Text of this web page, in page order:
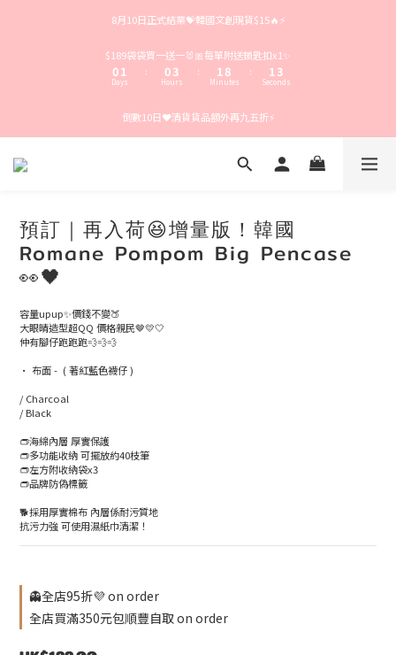
8月10日正式結業💝韓國文創現貨$15🔥⚡️
$189袋袋買一送一🐰🎀每單附送鎖匙扣x1✨
3
1
0
4
2
1
0
Days
:
3
1
0
6
4
3
2
0
Hours
:
4
2
1
0
9
8
7
5
4
Minutes
:
4
2
1
0
6
4
3
2
Seconds
倒數10日❤️清貨貨品額外再九五折⚡️
預訂｜再入荷😆增量版！韓國
Romane Pompom Big Pencase
👀🖤
容量upup✨價錢不變🍑
大眼晴造型超QQ 價格親民🤎💛🤍
仲有腳仔跑跑跑💨💨💨
• 布面 -  ( 著紅藍色襪仔 )
/ Charcoal
/ Black
👝海綿內層 厚實保護
👝多功能收納 可擺放約40枝筆
👝左方附收納袋x3
👝品牌防偽標籤
🐕採用厚實棉布 內層係耐污質地
抗污力強 可使用濕紙巾清潔！
👻全店95折💜 on order
全店買滿350元包順豐自取 on order